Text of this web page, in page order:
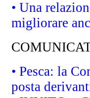
• Una
migliorare
• Pesca: la
posta